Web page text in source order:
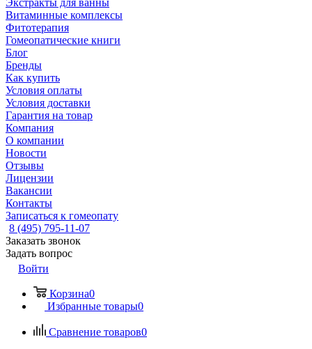
Экстракты для ванны
Витаминные комплексы
Фитотерапия
Гомеопатические книги
Блог
Бренды
Как купить
Условия оплаты
Условия доставки
Гарантия на товар
Компания
О компании
Новости
Отзывы
Лицензии
Вакансии
Контакты
Записаться к гомеопату
8 (495) 795-11-07
Заказать звонок
Задать вопрос
Войти
Корзина0
Избранные товары0
Сравнение товаров0